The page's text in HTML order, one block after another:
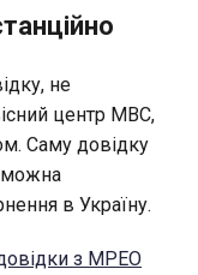
не
центр МВС,
Саму довідку
можна
в Україну.
з МРЕО